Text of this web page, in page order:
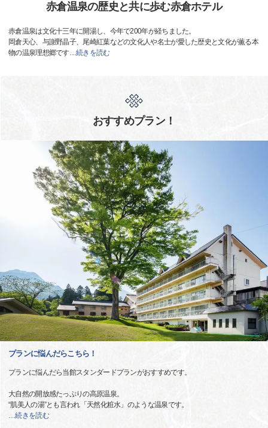
赤倉温泉の歴史と共に歩む赤倉ホテル
赤倉温泉は文化十三年に開湯し、今年で200年が経ちました。
岡倉天心、与謝野晶子、尾崎紅葉などの文化人や名士が愛した歴史と文化が薫る本
物の温泉理想郷です…続きを読む
おすすめプラン！
プランに悩んだらこちら！
プランに悩んだら当館スタンダードプランがおすすめです。
大自然の開放感たっぷりの高原温泉。
“肌美人の湯”とも言われ「天然化粧水」のような温泉です。
…続きを読む